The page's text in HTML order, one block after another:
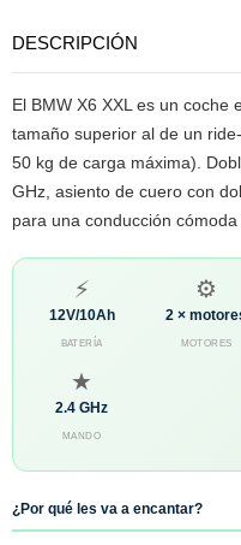
DESCRIPCIÓN
El BMW X6 XXL es un coche
tamaño superior al de un
50 kg de carga máxima).
GHz, asiento de cuero con
para una conducción
⚡
12V/10Ah
BATERÍA
⚙
2 ×
MOTORES
★
2.4 GHz
MANDO
¿Por qué les va a encantar?